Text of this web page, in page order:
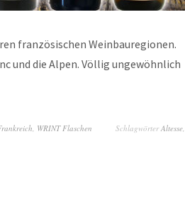
französischen Weinbauregionen.
und die Alpen. Völlig ungewöhnlich
, WRINT Flaschen SchlagwörterAltesse,